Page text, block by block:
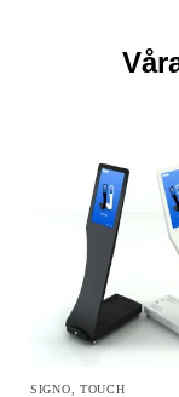
SIGNO TOUCH